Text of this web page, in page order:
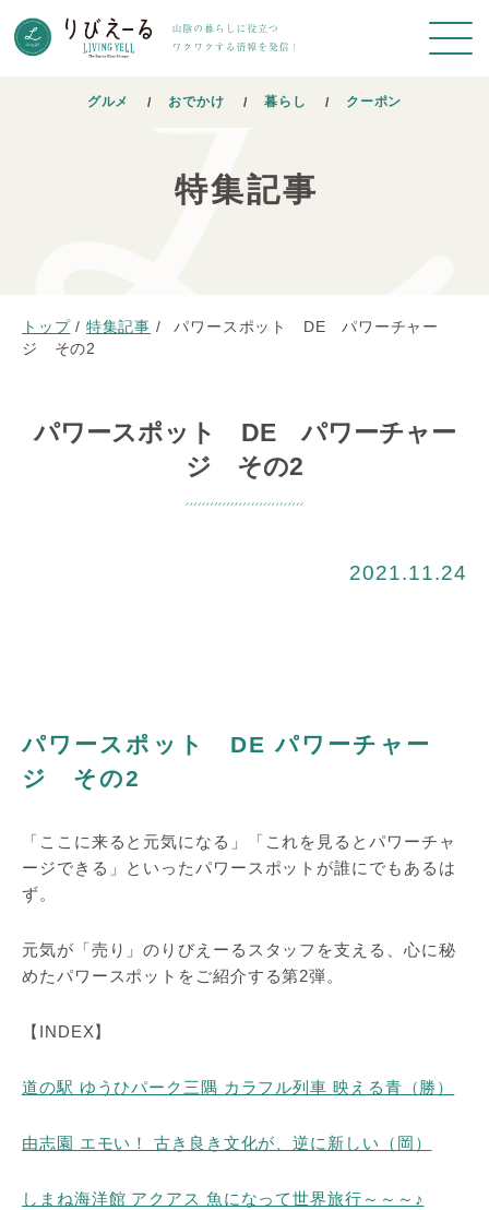
グルメ おでかけ 暮らし クーポン
特集記事
トップ / 特集記事 /
パワースポット DE パワーチャー
ジ その2
パワースポット DE パワーチャー
ジ その2
2021.11.24
パワースポット DE パワーチャー
ジ その2
「ここに来ると元気になる」「これを見るとパワーチャ
ージできる」といったパワースポットが誰にでもあるは
ず。
元気が「売り」のりびえーるスタッフを支える、心に秘
めたパワースポットをご紹介する第2弾。
【INDEX】
道の駅 ゆうひパーク三隅 カラフル列車 映える青（勝）
由志園 エモい！ 古き良き文化が、逆に新しい（岡）
しまね海洋館 アクアス 魚になって世界旅行～～～♪